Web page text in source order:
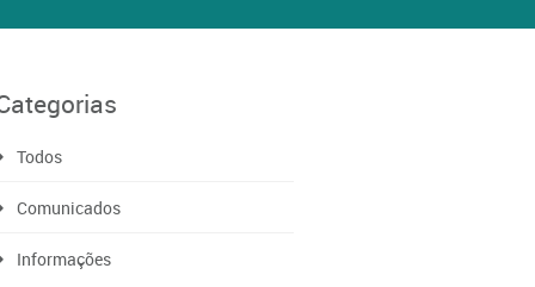
Todos
Comunicados
Informações